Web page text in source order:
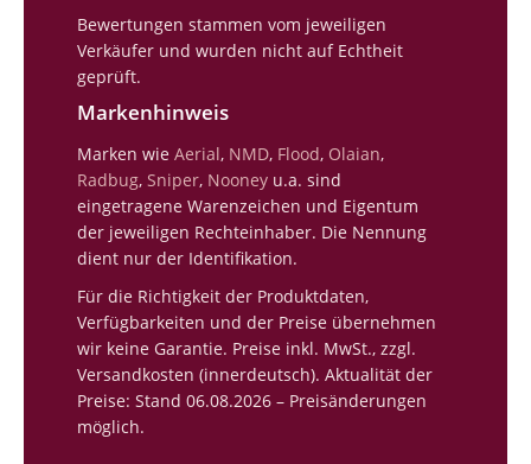
Bewertungen stammen vom jeweiligen
Verkäufer und wurden nicht auf Echtheit
geprüft.
Markenhinweis
Marken wie Aerial, NMD, Flood, Olaian,
Radbug, Sniper, Nooney u.a. sind
eingetragene Warenzeichen und Eigentum
der jeweiligen Rechteinhaber. Die Nennung
dient nur der Identifikation.
Für die Richtigkeit der Produktdaten,
Verfügbarkeiten und der Preise übernehmen
wir keine Garantie. Preise inkl. MwSt., zzgl.
Versandkosten (innerdeutsch). Aktualität der
Preise: Stand 06.08.2026 – Preisänderungen
möglich.